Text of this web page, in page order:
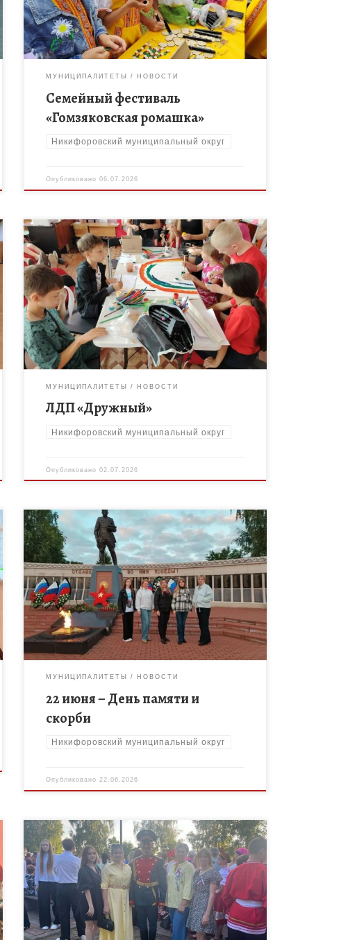
увлекательные мастер-классы: гости с радостью
мастерили тематические брелоки, […]
МУНИЦИПАЛИТЕТЫ НОВОСТИ
Семейный фестиваль
«Гомзяковская ромашка»
Никифоровский муниципальный округ
Опубликовано06.07.2026
1 июля, в этот яркий, солнечный день открыл свои
двери лагерь дневного пребывания «Дружный»,
действующий на базе МБОУ ДО «Дом творчества»
Никифоровского муниципального округа. Утро […]
МУНИЦИПАЛИТЕТЫ НОВОСТИ
ЛДП «Дружный»
Никифоровский муниципальный округ
Опубликовано02.07.2026
Сегодня мы вспоминаем начало Великой
Отечественной войны — трагическую дату,
которая навсегда осталась в истории нашей
страны. В этот день мы чтим память тех, кто […]
МУНИЦИПАЛИТЕТЫ НОВОСТИ
22 июня – День памяти и
скорби
Никифоровский муниципальный округ
Опубликовано22.06.2026
12 июня 2026 года в парке «СемьЯ»
Никифоровского муниципального округа
состоялся праздничный концерт, посвящённый
Дню России. Мероприятие посетил педагогический
коллектив МБОУ ДО «Дом творчества». С […]